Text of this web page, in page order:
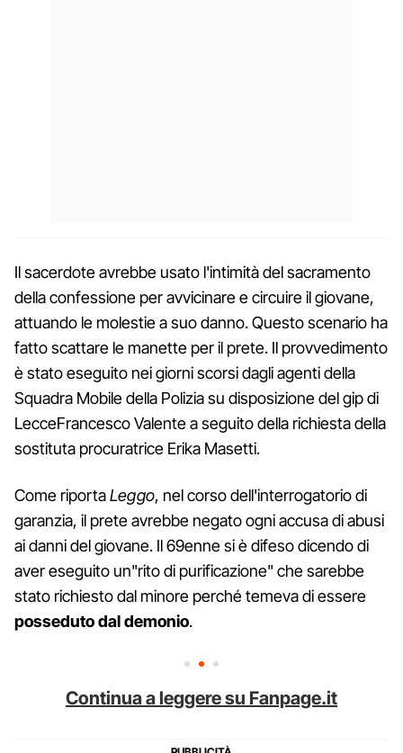
Il sacerdote avrebbe usato l'intimità del sacramento
della confessione per avvicinare e circuire il giovane,
attuando le molestie a suo danno. Questo scenario ha
fatto scattare le manette per il prete. Il provvedimento
è stato eseguito nei giorni scorsi dagli agenti della
Squadra Mobile della Polizia su disposizione del gip di
LecceFrancesco Valente a seguito della richiesta della
sostituta procuratrice Erika Masetti.
Come riportaLeggo, nel corso dell'interrogatorio di
garanzia, il prete avrebbe negato ogni accusa di abusi
ai danni del giovane. Il 69enne si è difeso dicendo di
aver eseguito un"rito di purificazione" che sarebbe
stato richiesto dal minore perché temeva di essere
posseduto dal demonio.
Continua a leggere su Fanpage.it